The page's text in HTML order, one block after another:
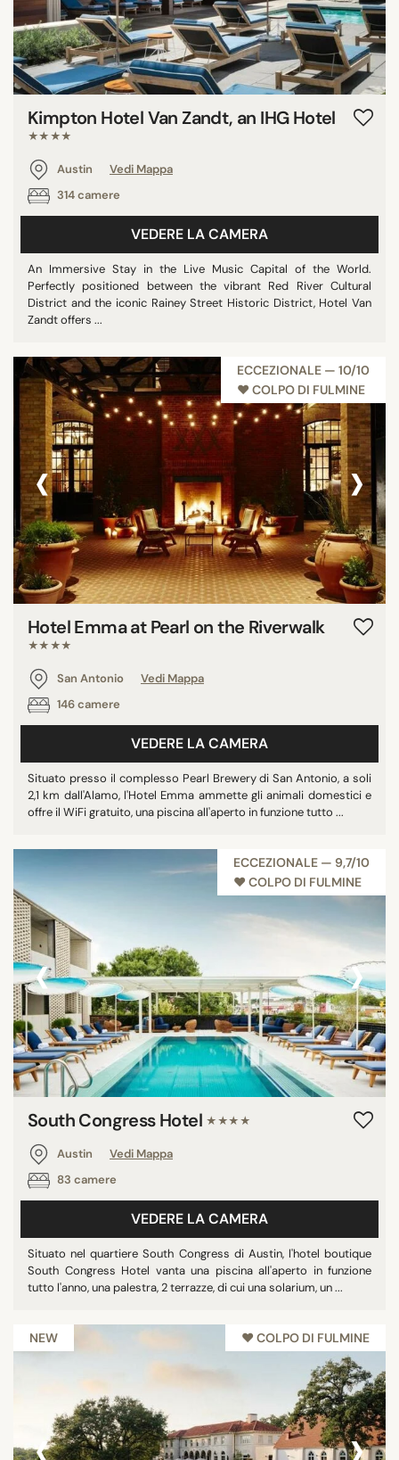
Kimpton Hotel Van Zandt, an IHG Hotel
★★★★
Austin
Vedi Mappa
314 camere
VEDERE LA CAMERA
An Immersive Stay in the Live Music Capital of the World.
Perfectly positioned between the vibrant Red River Cultural
District and the iconic Rainey Street Historic District, Hotel Van
Zandt offers ...
ECCEZIONALE — 10/10
♥︎ COLPO DI FULMINE
‹ ›
Hotel Emma at Pearl on the Riverwalk
★★★★
San Antonio
Vedi Mappa
146 camere
VEDERE LA CAMERA
Situato presso il complesso Pearl Brewery di San Antonio, a soli
2,1 km dall'Alamo, l'Hotel Emma ammette gli animali domestici e
offre il WiFi gratuito, una piscina all'aperto in funzione tutto ...
ECCEZIONALE — 9,7/10
♥︎ COLPO DI FULMINE
‹ ›
South Congress Hotel ★★★★
Austin
Vedi Mappa
83 camere
VEDERE LA CAMERA
Situato nel quartiere South Congress di Austin, l'hotel boutique
South Congress Hotel vanta una piscina all'aperto in funzione
tutto l'anno, una palestra, 2 terrazze, di cui una solarium, un ...
NEW ♥︎ COLPO DI FULMINE